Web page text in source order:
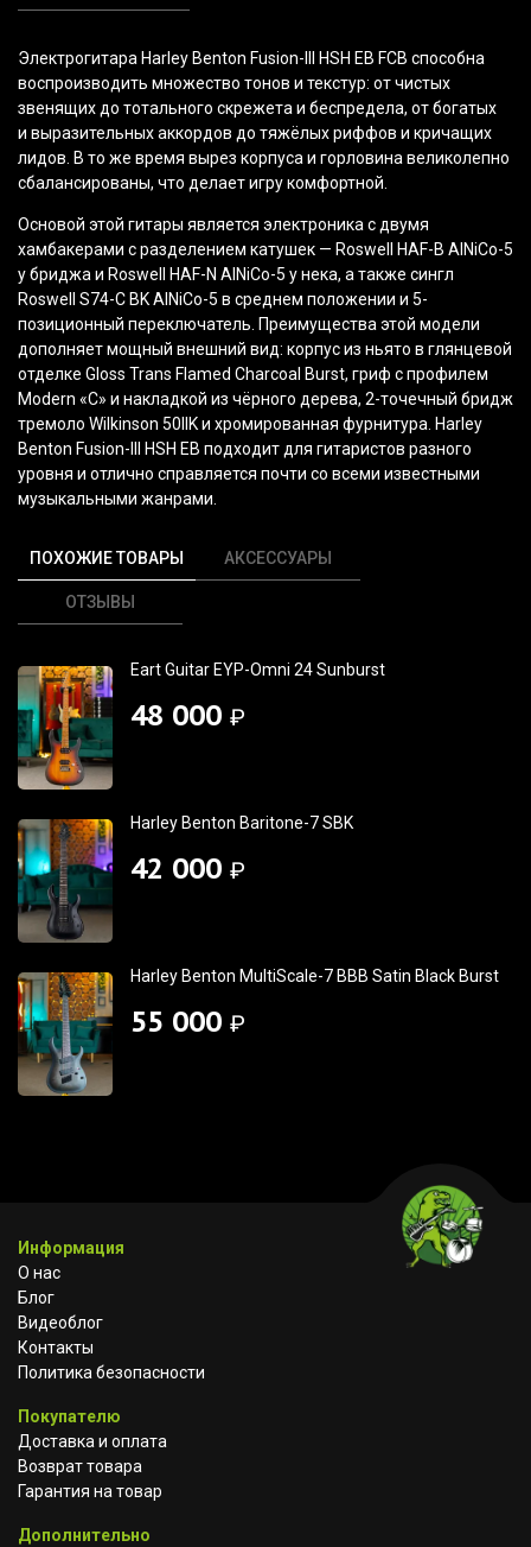
Электрогитара Harley Benton Fusion-III HSH EB FCB способна
воспроизводить множество тонов и текстур: от чистых
звенящих до тотального скрежета и беспредела, от богатых
и выразительных аккордов до тяжёлых риффов и кричащих
лидов. В то же время вырез корпуса и горловина великолепно
сбалансированы, что делает игру комфортной.
Основой этой гитары является электроника с двумя
хамбакерами с разделением катушек — Roswell HAF-B AlNiCo-5
у бриджа и Roswell HAF-N AlNiCo-5 у нека, а также сингл
Roswell S74-C BK AlNiCo-5 в среднем положении и 5-
позиционный переключатель. Преимущества этой модели
дополняет мощный внешний вид: корпус из ньято в глянцевой
отделке Gloss Trans Flamed Charcoal Burst, гриф с профилем
Modern «C» и накладкой из чёрного дерева, 2-точечный бридж
тремоло Wilkinson 50IIK и хромированная фурнитура. Harley
Benton Fusion-III HSH EB подходит для гитаристов разного
уровня и отлично справляется почти со всеми известными
музыкальными жанрами.
ПОХОЖИЕ ТОВАРЫ АКСЕССУАРЫ
ОТЗЫВЫ
Eart Guitar EYP-Omni 24 Sunburst
48 000 ₽
Harley Benton Baritone-7 SBK
42 000 ₽
Harley Benton MultiScale-7 BBB Satin Black Burst
55 000 ₽
Информация
О нас
Блог
Видеоблог
Контакты
Политика безопасности
Покупателю
Доставка и оплата
Возврат товара
Гарантия на товар
Дополнительно